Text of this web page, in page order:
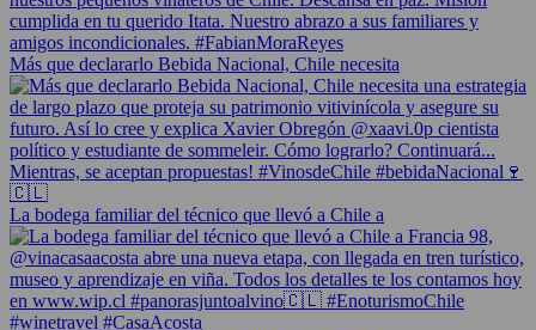
Más que declararlo Bebida Nacional, Chile necesita
La bodega familiar del técnico que llevó a Chile a